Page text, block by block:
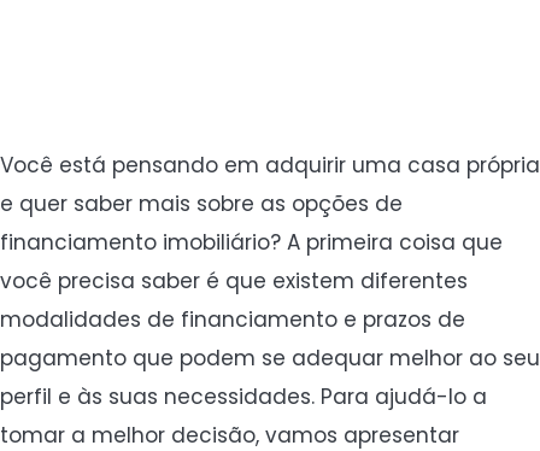
Você está pensando em adquirir uma casa própria
e quer saber mais sobre as opções de
financiamento imobiliário? A primeira coisa que
você precisa saber é que existem diferentes
modalidades de financiamento e prazos de
pagamento que podem se adequar melhor ao seu
perfil e às suas necessidades. Para ajudá-lo a
tomar a melhor decisão, vamos apresentar